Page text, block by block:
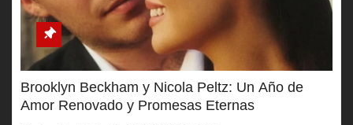
Brooklyn Beckham y Nicola Peltz: Un Año de
Amor Renovado y Promesas Eternas